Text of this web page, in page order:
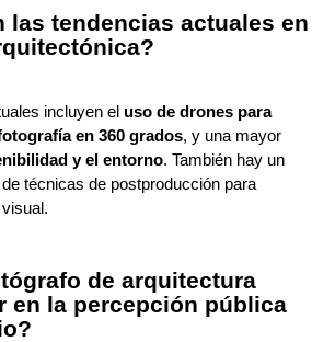
las tendencias actuales en
incluyen el uso de drones para
en 360 grados, y una mayor
y el entorno. También hay un
técnicas de postproducción para
de arquitectura
en la percepción pública